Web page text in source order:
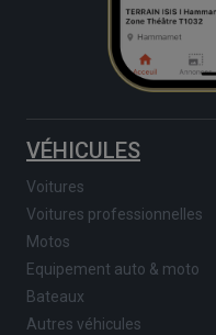
VÉHICULES
Voitures
Voitures professionnelles
Motos
Equipement auto & moto
Bateaux
Autres véhicules